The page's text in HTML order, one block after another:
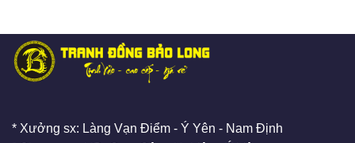
* Xưởng sx: Làng Vạn Điểm - Ý Yên - Nam Định